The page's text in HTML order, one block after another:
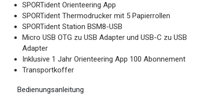
SPORTident Orienteering App
SPORTident Thermodrucker mit 5 Papierrollen
SPORTident Station BSM8-USB
Micro USB OTG zu USB Adapter und USB-C zu USB
Adapter
Inklusive 1 Jahr Orienteering App 100 Abonnement
Transportkoffer
Bedienungsanleitung